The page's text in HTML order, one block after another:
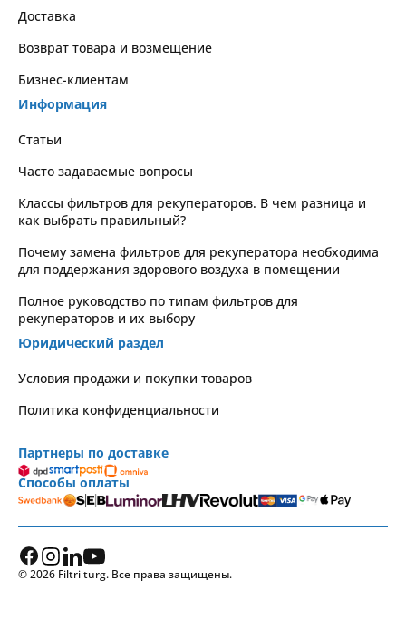
Доставка
Возврат товара и возмещение
Бизнес-клиентам
Информация
Статьи
Часто задаваемые вопросы
Классы фильтров для рекуператоров. В чем разница и
как выбрать правильный?
Почему замена фильтров для рекуператора необходима
для поддержания здорового воздуха в помещении
Полное руководство по типам фильтров для
рекуператоров и их выбору
Юридический раздел
Условия продажи и покупки товаров
Политика конфиденциальности
Партнеры по доставке
Способы оплаты
© 2026 Filtri turg. Все права защищены.